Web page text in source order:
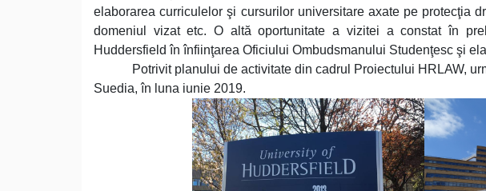
elaborarea curriculelor şi cursurilor universitare axate pe protecţia
domeniul vizat etc. O altă oportunitate a vizitei a constat în
Huddersfield în înfiinţarea Oficiului Ombudsmanului Studenţesc şi
Potrivit planului de activitate din cadrul Proiectului HRLAW,
Suedia, în luna iunie 2019.